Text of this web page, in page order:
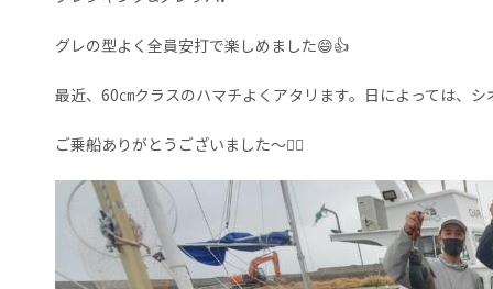
グレの型よく全員安打で楽しめました😄👍
最近、60㎝クラスのハマチよくアタリます。日によっては、
ご乗船ありがとうございました～🙇‍♀️